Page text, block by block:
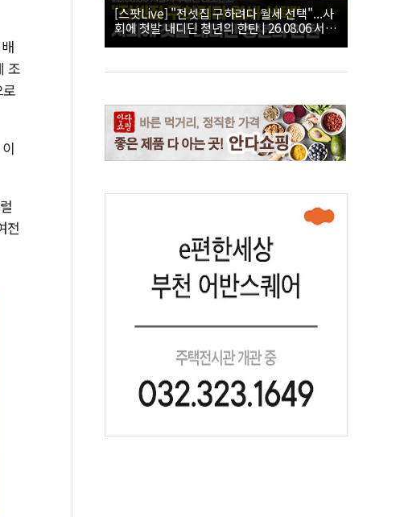
조
전
[스팟Live] "전셋집 구하려다 월세 선택"...사
회에 첫발 내디딘 청년의 한탄 | 26.08.06 서울
시 부동산 대토론회